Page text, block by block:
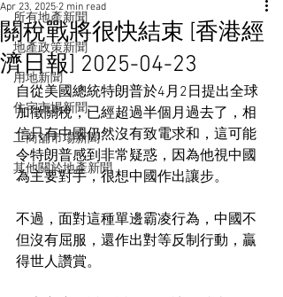
所有地產新聞
地產政策新聞
用地新聞
住宅市場新聞
工商舖市場新聞
其他關於地產新聞
關稅戰將很快結束 [香港經
濟日報] 2025-04-23
Apr 23, 2025 2 min read
自從美國總統特朗普於4月2日提出全球
加徵關稅，已經超過半個月過去了，相
信只有中國仍然沒有致電求和，這可能
令特朗普感到非常疑惑，因為他視中國
為主要對手，很想中國作出讓步。
不過，面對這種單邊霸凌行為，中國不
但沒有屈服，還作出對等反制行動，贏
得世人讚賞。